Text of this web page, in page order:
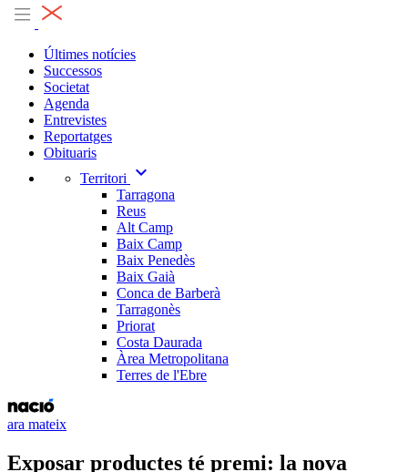
Últimes notícies
Successos
Societat
Agenda
Entrevistes
Reportatges
Obituaris
Territori
expand_more
Tarragona
Reus
Alt Camp
Baix Camp
Baix Penedès
Baix Gaià
Conca de Barberà
Tarragonès
Priorat
Costa Daurada
Àrea Metropolitana
Terres de l'Ebre
ara mateix
Exposar productes té premi: la nova